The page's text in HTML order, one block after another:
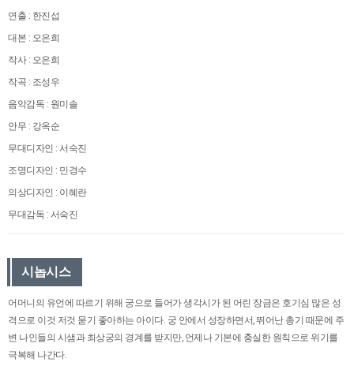
연출 : 한진섭
대본 : 오은희
작사 : 오은희
작곡 : 조성우
음악감독 : 원미솔
안무 : 강옥순
무대디자인 : 서숙진
조명디자인 : 민경수
의상디자인 : 이혜란
무대감독 : 서숙진
시놉시스
어머니의 유언에 따르기 위해 궁으로 들어가 생각시가 된 어린 장금은 호기심 많은 성
격으로 이것 저것 묻기 좋아하는 아이다. 궁 안에서 성장하면서, 뛰어난 총기 때문에 주
변 나인들의 시샘과 최상궁의 경계를 받지만, 언제나 기본에 충실한 원칙으로 위기를
극복해 나간다.